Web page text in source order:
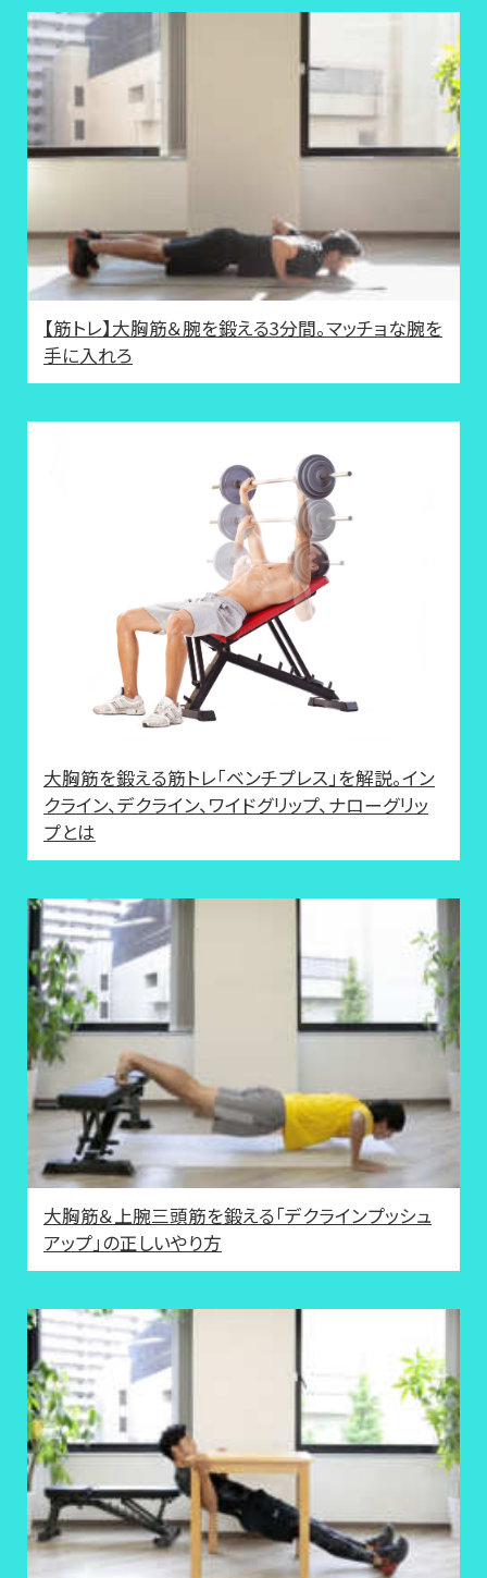
【筋トレ】大胸筋＆腕を鍛える3分間。マッチョな腕を
手に入れろ
大胸筋を鍛える筋トレ「ベンチプレス」を解説。イン
クライン、デクライン、ワイドグリップ、ナローグリッ
プとは
大胸筋＆上腕三頭筋を鍛える「デクラインプッシュ
アップ」の正しいやり方